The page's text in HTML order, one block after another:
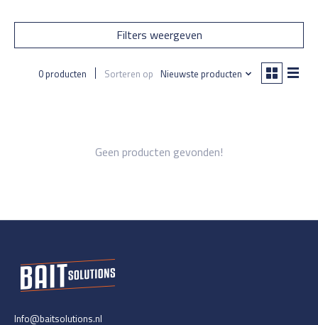
Filters weergeven
0 producten Sorteren op Nieuwste producten
Geen producten gevonden!
Info@baitsolutions.nl